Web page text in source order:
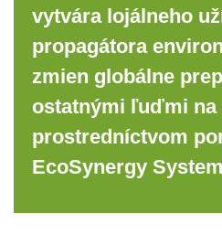
vytvára lojálneho
propagátora
zmien globálne
ostatnými ľuďmi na
prostredníctvom
EcoSynergy